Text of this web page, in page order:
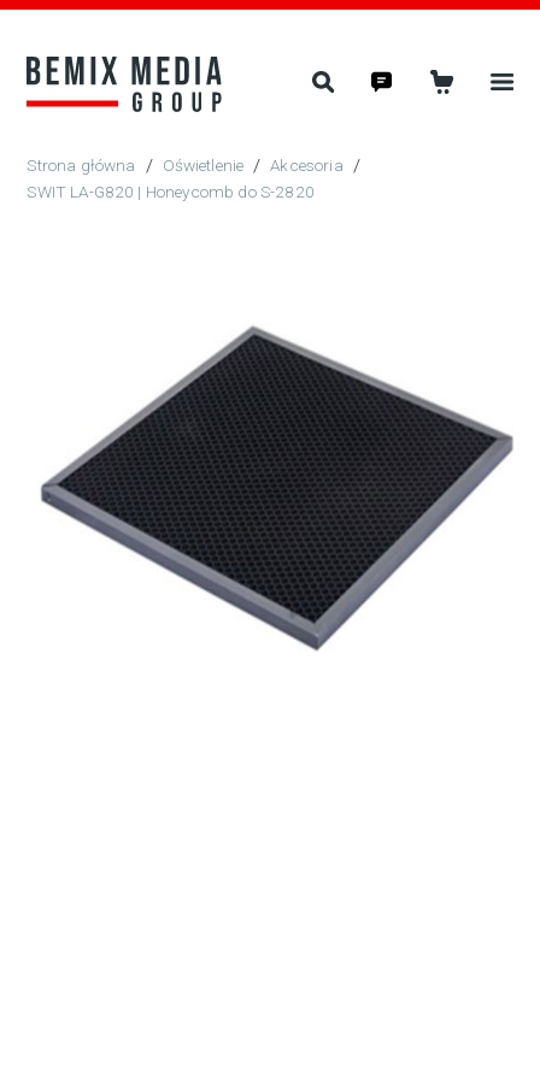
/ Oświetlenie /Akcesoria /
SWIT LA-G820 | Honeycomb do S-2820